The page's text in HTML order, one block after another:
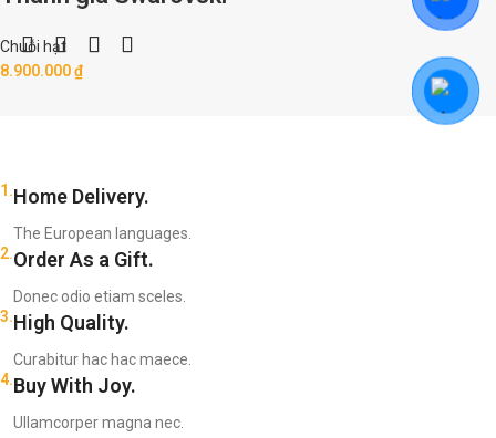
Chuỗi hạt
8.900.000₫
1.Home Delivery.
The European languages.
2.Order As a Gift.
Donec odio etiam sceles.
3.High Quality.
Curabitur hac hac maece.
4.Buy With Joy.
Ullamcorper magna nec.